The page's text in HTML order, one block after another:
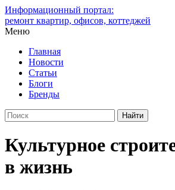
Информационный портал:
ремонт квартир, офисов, коттеджей
Меню
Главная
Новости
Статьи
Блоги
Бренды
Культурное
в жизнь